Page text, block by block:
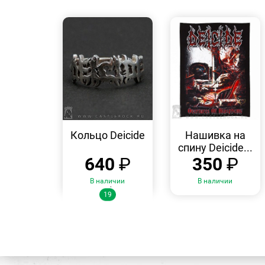
ПРОСМОТР
Кольцо Deicide
640 ₽
В наличии
Размеры:
19
Нашивка на
спину Deicide...
350 ₽
В наличии